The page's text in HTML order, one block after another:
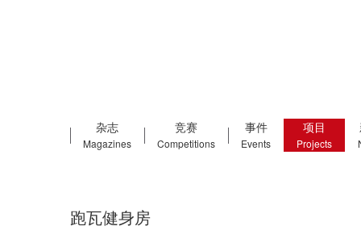
杂志
Magazines
竞赛
Competitions
事件
Events
项目
Projects
跑瓦健身房